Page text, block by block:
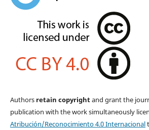
Authors retain copyrightand grant the
publication with the work simultaneously
Atribución/Reconocimiento 4.0 Internacional